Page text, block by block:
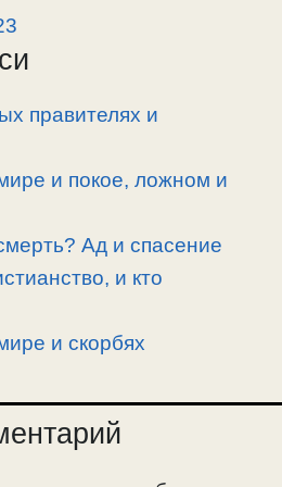
правителях и
и покое, ложном и
Ад и спасение
и кто
и скорбях